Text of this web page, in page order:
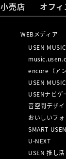
小売店 オフィ
WEBメディア
USEN
encore（アン
USEN
USENナビゲ
音空間デザ
おいしいフォ
SMART USEN
U-NEXT
USEN 推し